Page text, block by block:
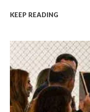
KEEP READING